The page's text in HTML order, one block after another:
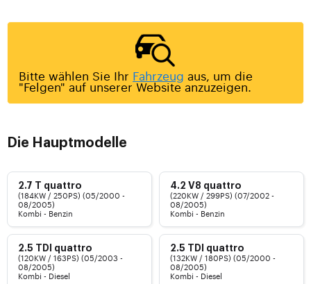
Bitte wählen Sie Ihr Fahrzeug aus, um die
"Felgen" auf unserer Website anzuzeigen.
Die Hauptmodelle
2.7 T quattro
(184KW / 250PS) (05/2000 -
08/2005)
Kombi - Benzin
4.2 V8 quattro
(220KW / 299PS) (07/2002 -
08/2005)
Kombi - Benzin
2.5 TDI quattro
(120KW / 163PS) (05/2003 -
08/2005)
Kombi - Diesel
2.5 TDI quattro
(132KW / 180PS) (05/2000 -
08/2005)
Kombi - Diesel